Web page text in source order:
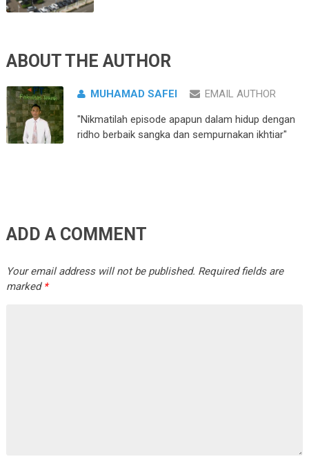
ABOUT THE AUTHOR
MUHAMAD SAFEI EMAIL AUTHOR
"Nikmatilah episode apapun dalam hidup dengan
ridho berbaik sangka dan sempurnakan ikhtiar"
ADD A COMMENT
Your email address will not be published. Required fields are
marked *